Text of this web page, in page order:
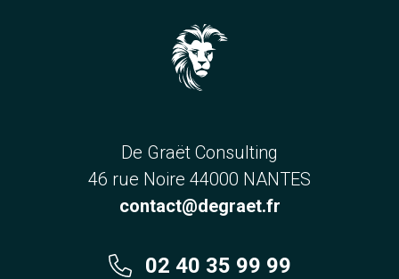
De Graët Consulting
46 rue Noire 44000 NANTES
contact@degraet.fr
02 40 35 99 99